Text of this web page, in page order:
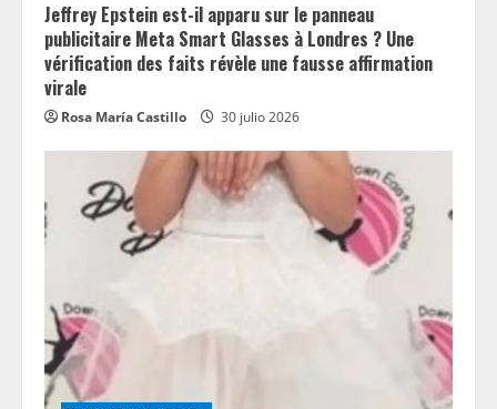
Jeffrey Epstein est-il apparu sur le panneau
publicitaire Meta Smart Glasses à Londres ? Une
vérification des faits révèle une fausse affirmation
virale
Rosa María Castillo 30 julio 2026